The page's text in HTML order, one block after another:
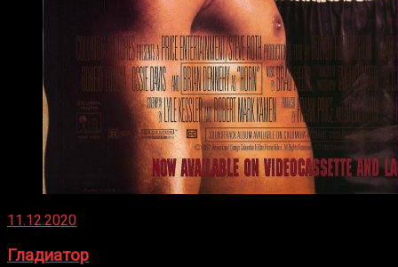
11.12.2020
Гладиатор